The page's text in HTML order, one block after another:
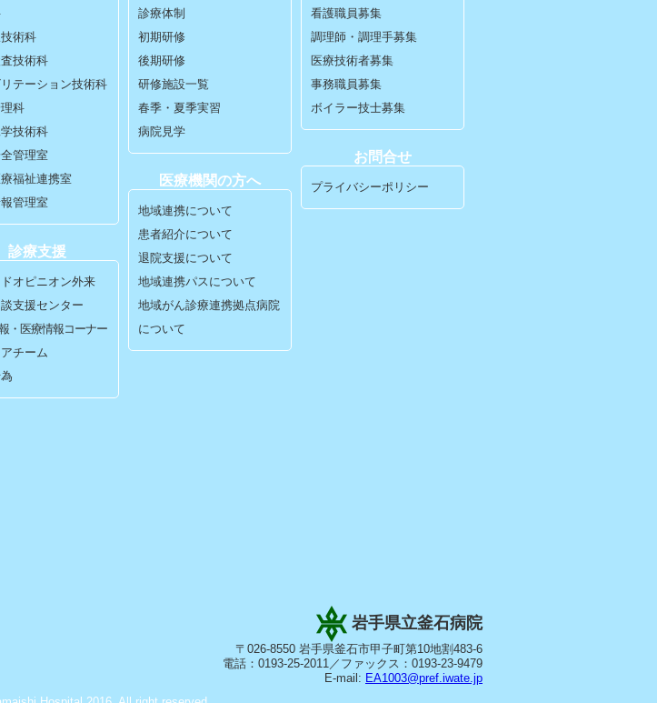
術科
技術科
リテーション技術科
科
技術科
管理室
福祉連携室
管理室
診療支援
オピニオン外来
支援センター
・医療情報コーナー
チーム
診療体制
初期研修
後期研修
研修施設一覧
春季・夏季実習
病院見学
医療機関の方へ
地域連携について
患者紹介について
退院支援について
地域連携パスについて
地域がん診療連携拠点病院
について
看護職員募集
調理師・調理手募集
医療技術者募集
事務職員募集
ボイラー技士募集
お問合せ
プライバシーポリシー
岩手県立釜石病院
〒026-8550 岩手県釜石市甲子町第10地割483-6
電話：0193-25-2011／ファックス：0193-23-9479
E-mail: EA1003@pref.iwate.jp